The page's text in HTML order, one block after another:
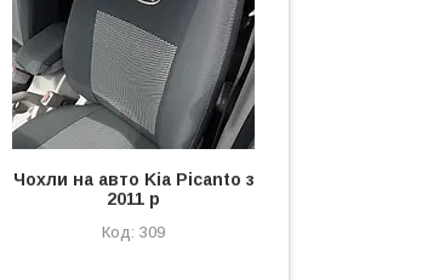
Чохли на авто Kia Picanto з
2011 р
309